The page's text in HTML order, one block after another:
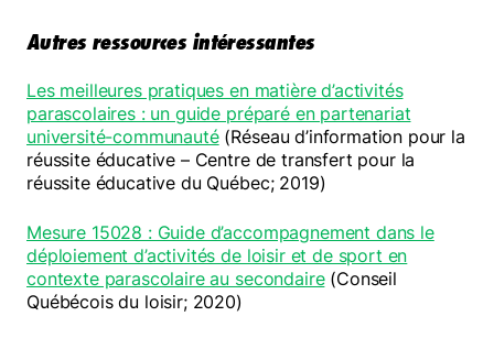
Autres ressources intéressantes
Les meilleures pratiques en matière d’activités
parascolaires : un guide préparé en partenariat
université-communauté(Réseau d’information pour la
réussite éducative – Centre de transfert pour la
réussite éducative du Québec; 2019)
Mesure 15028 : Guide d’accompagnement dans le
déploiement d’activités de loisir et de sport en
contexte parascolaire au secondaire(Conseil
Québécois du loisir; 2020)